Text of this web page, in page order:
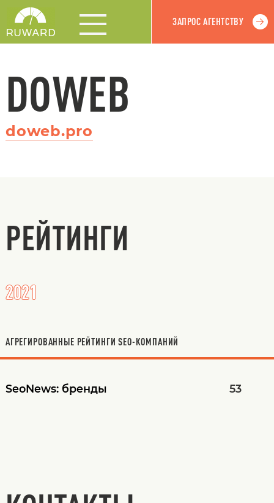
ЗАПРОС АГЕНТСТВУ
DOWEB
doweb.pro
РЕЙТИНГИ
2021
АГРЕГИРОВАННЫЕ РЕЙТИНГИ SEO-КОМПАНИЙ
SeoNews: бренды 53